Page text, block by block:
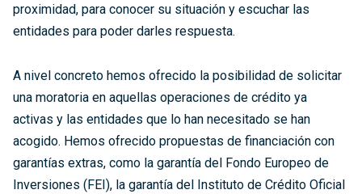
proximidad, para conocer su situación y escuchar las
entidades para poder darles respuesta.
A nivel concreto hemos ofrecido la posibilidad de solicitar
una moratoria en aquellas operaciones de crédito ya
activas y las entidades que lo han necesitado se han
acogido. Hemos ofrecido propuestas de financiación con
garantías extras, como la garantía del Fondo Europeo de
Inversiones (FEI), la garantía del Instituto de Crédito Oficial